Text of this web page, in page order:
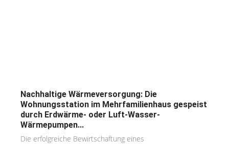
Nachhaltige Wärmeversorgung: Die
Wohnungsstation im Mehrfamilienhaus gespeist
durch Erdwärme- oder Luft-Wasser-
Wärmepumpen...
Die erfolgreiche Bewirtschaftung eines